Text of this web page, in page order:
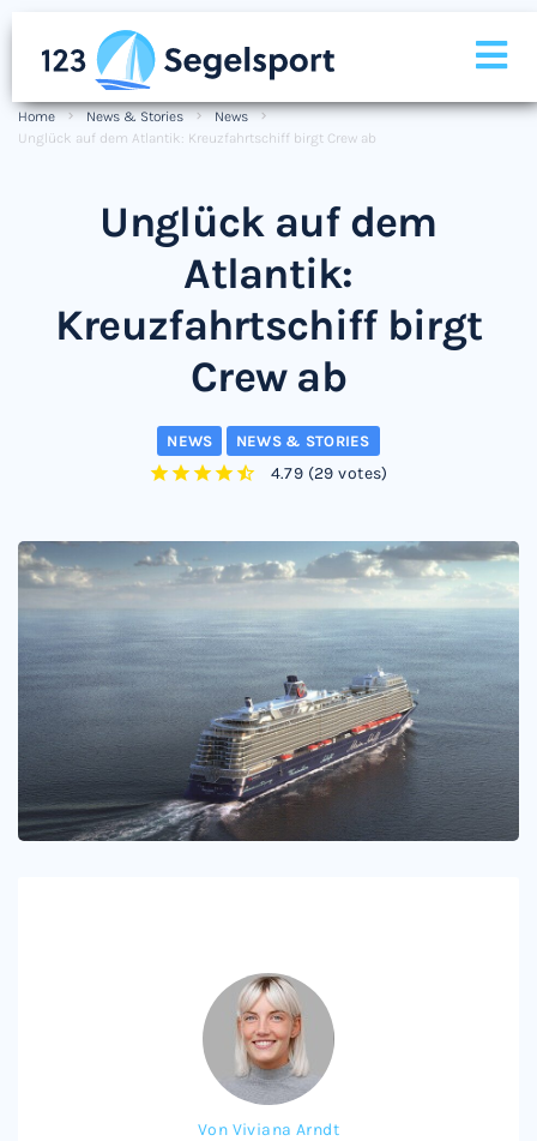
Home News & Stories
News
Unglück auf dem Atlantik: Kreuzfahrtschiff birgt Crew ab
Unglück auf dem
Atlantik:
Kreuzfahrtschiff birgt
Crew ab
NEWS NEWS & STORIES
4.79 (29 votes)
Von Viviana Arndt